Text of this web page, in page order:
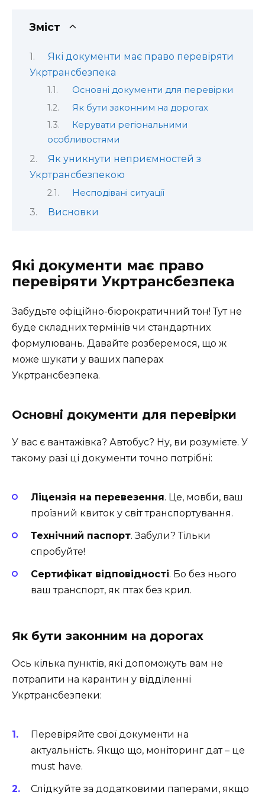
Зміст
Які документи має право перевіряти
Укртрансбезпека
Основні документи для перевірки
Як бути законним на дорогах
Керувати регіональними
особливостями
Як уникнути неприємностей з
Укртрансбезпекою
Несподівані ситуації
Висновки
Які документи має право
перевіряти Укртрансбезпека
Забудьте офіційно-бюрократичний тон! Тут не
буде складних термінів чи стандартних
формулювань. Давайте розберемося, що ж
може шукати у ваших паперах
Укртрансбезпека.
Основні документи для перевірки
У вас є вантажівка? Автобус? Ну, ви розумієте. У
такому разі ці документи точно потрібні:
Ліцензія на перевезення. Це, мовби, ваш
проїзний квиток у світ транспортування.
Технічний паспорт. Забули? Тільки
спробуйте!
Сертифікат відповідності. Бо без нього
ваш транспорт, як птах без крил.
Як бути законним на дорогах
Ось кілька пунктів, які допоможуть вам не
потрапити на карантин у відділенні
Укртрансбезпеки:
Перевіряйте свої документи на
актуальність. Якщо що, моніторинг дат – це
must have.
Слідкуйте за додатковими паперами, якщо